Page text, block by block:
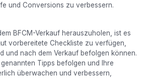
und Conversions zu verbessern.
BFCM-Verkauf herauszuholen, ist es
vorbereitete Checkliste zu verfügen,
und nach dem Verkauf befolgen können.
Tipps befolgen und Ihre
überwachen und verbessern,